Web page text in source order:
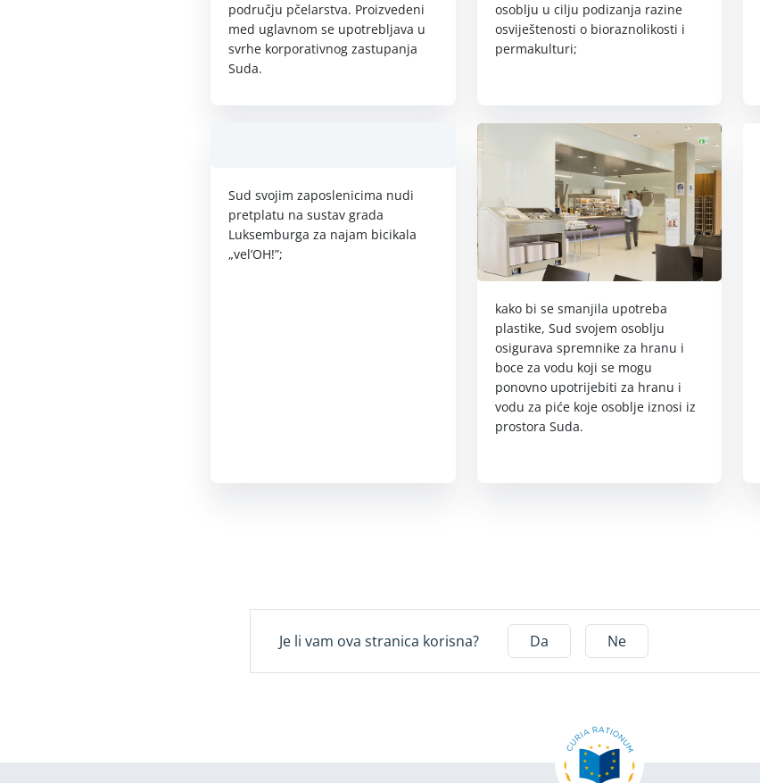
području pčelarstva. Proizvedeni
med uglavnom se upotrebljava u
svrhe korporativnog zastupanja
Suda.
osoblju u cilju podizanja razine
osviještenosti o bioraznolikosti i
permakulturi;
Sud svojim zaposlenicima nudi
pretplatu na sustav grada
Luksemburga za najam bicikala
„vel’OH!”;
kako bi se smanjila upotreba
plastike, Sud svojem osoblju
osigurava spremnike za hranu i
boce za vodu koji se mogu
ponovno upotrijebiti za hranu i
vodu za piće koje osoblje iznosi iz
prostora Suda.
Je li vam ova stranica korisna? Da Ne